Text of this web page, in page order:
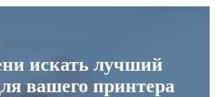
искать лучший
вашего принтера